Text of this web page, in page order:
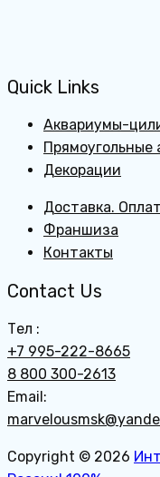
Quick Links
Аквариумы-
Прямоугольные
Декорации
Доставка.
Франшиза
Контакты
Contact Us
Тел :
+7 995-222-8665
8 800 300-2613
Email:
Copyright © 2026